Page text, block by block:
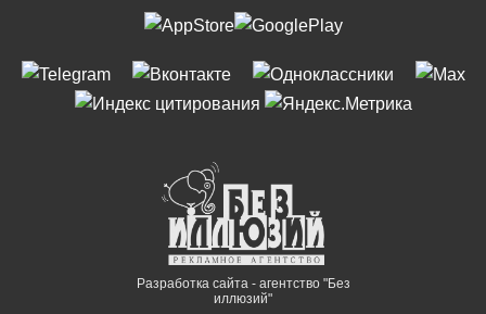
Разработка сайта - агентство "Без
иллюзий"